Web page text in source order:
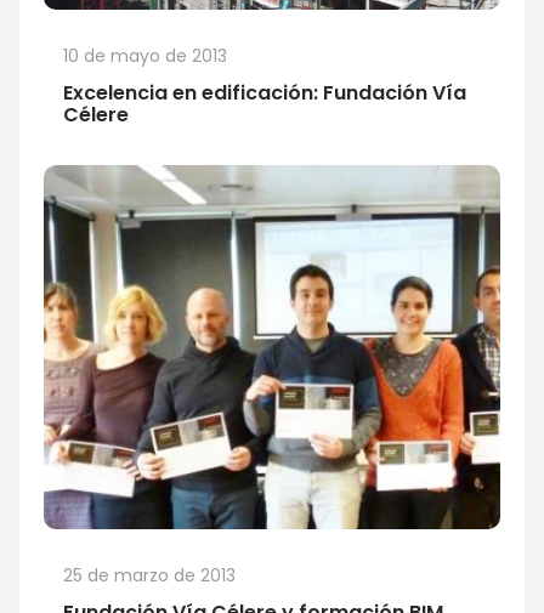
Excelencia en edificación: Fundación Vía
Célere
10 de mayo de 2013
25 de marzo de 2013